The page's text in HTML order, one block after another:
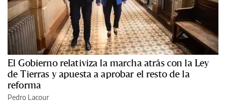
El Gobierno relativiza la marcha atrás con la Ley
de Tierras y apuesta a aprobar el resto de la
reforma
Pedro Lacour